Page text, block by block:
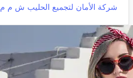
شركة الأمان لتجميع الحليب ش م م